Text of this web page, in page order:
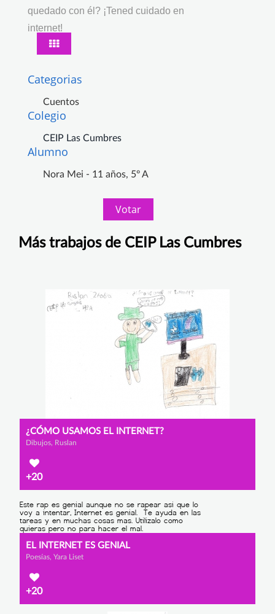
quedado con él? ¡Tened cuidado en
internet!
Categorias
Cuentos
Colegio
CEIP Las Cumbres
Alumno
Nora Mei - 11 años, 5º A
Votar
Más trabajos de CEIP Las Cumbres
¿CÓMO USAMOS EL INTERNET?
Dibujos, Ruslan
+20
EL INTERNET ES GENIAL
Poesías, Yara Liset
+20